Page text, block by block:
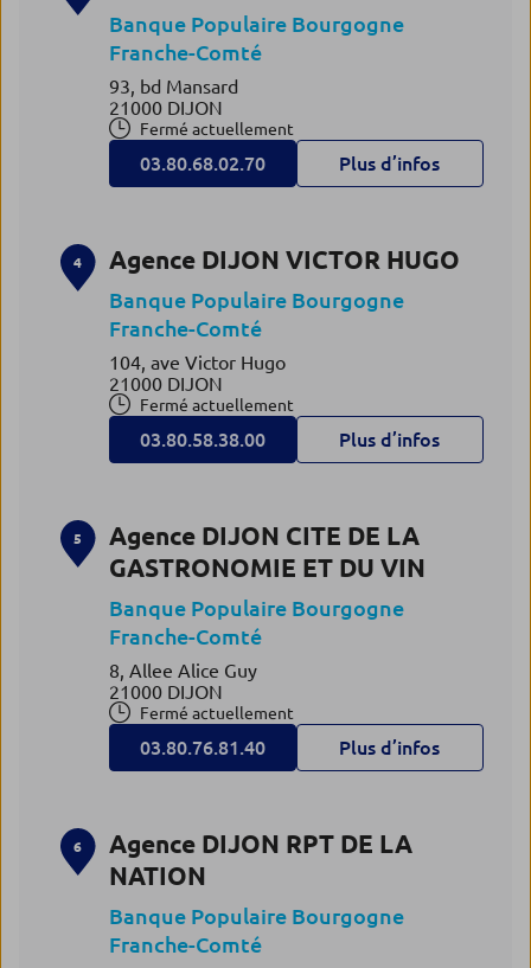
Banque Populaire Bourgogne
Franche-Comté
93, bd Mansard
21000 DIJON
Fermé actuellement
03.80.68.02.70 Plus d’infos
4 Agence DIJON VICTOR HUGO
Banque Populaire Bourgogne
Franche-Comté
104, ave Victor Hugo
21000 DIJON
Fermé actuellement
03.80.58.38.00 Plus d’infos
5
Agence DIJON CITE DE LA
GASTRONOMIE ET DU VIN
Banque Populaire Bourgogne
Franche-Comté
8, Allee Alice Guy
21000 DIJON
Fermé actuellement
03.80.76.81.40 Plus d’infos
6
Agence DIJON RPT DE LA
NATION
Banque Populaire Bourgogne
Franche-Comté